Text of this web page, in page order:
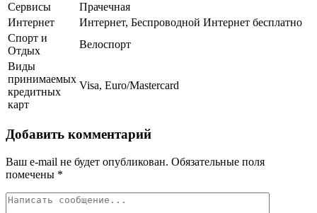
Сервисы
Прачечная
Интернет
Интернет, Беспроводной Интернет бесплатно
Спорт и
Отдых
Велоспорт
Виды
принимаемых
кредитных
карт
Visa, Euro/Mastercard
Добавить комментарий
Ваш e-mail не будет опубликован. Обязательные поля
помечены *